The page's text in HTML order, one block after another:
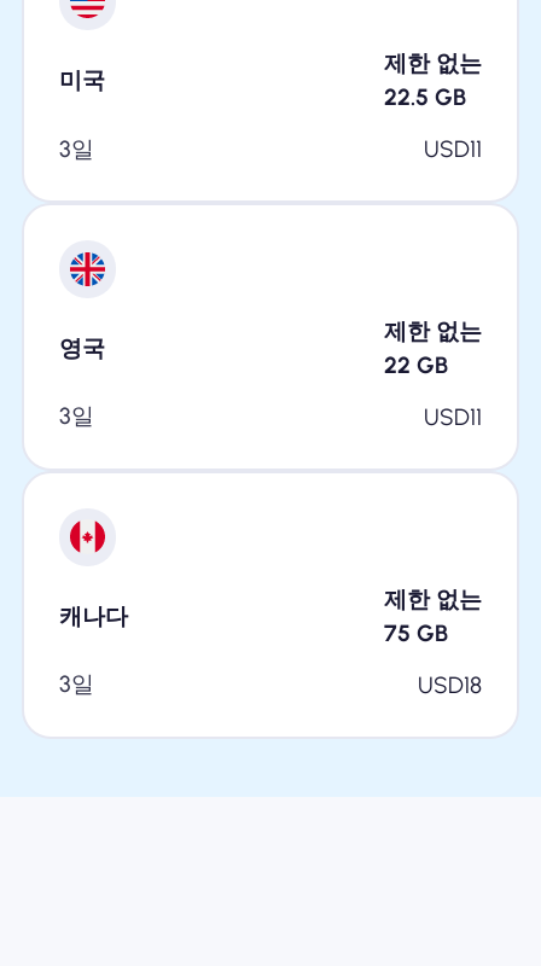
미국
제한 없는
22.5 GB
3일
USD11
영국
제한 없는
22 GB
3일
USD11
캐나다
제한 없는
75 GB
3일
USD18